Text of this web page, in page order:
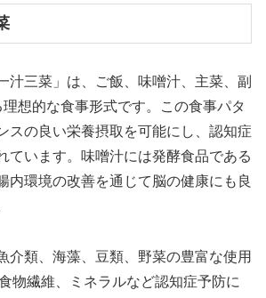
汁三菜」は、ご飯、味噌汁、主菜、副
想的な食事形式です。この食事パタ
スの良い栄養摂取を可能にし、認知症
ています。味噌汁には発酵食品である
内環境の改善を通じて脳の健康にも良
介類、海藻、豆類、野菜の豊富な使用
物繊維、ミネラルなど認知症予防に